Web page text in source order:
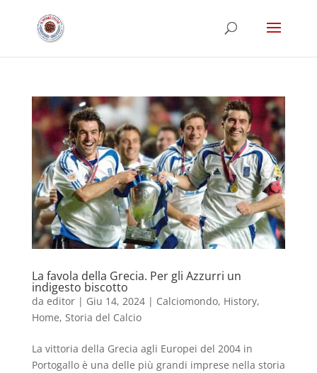
La favola della Grecia. Per gli Azzurri un
indigesto biscotto
da editor| Giu 14, 2024| Calciomondo, History,
Home, Storia del Calcio
La vittoria della Grecia agli Europei del 2004 in
Portogallo è una delle più grandi imprese nella storia